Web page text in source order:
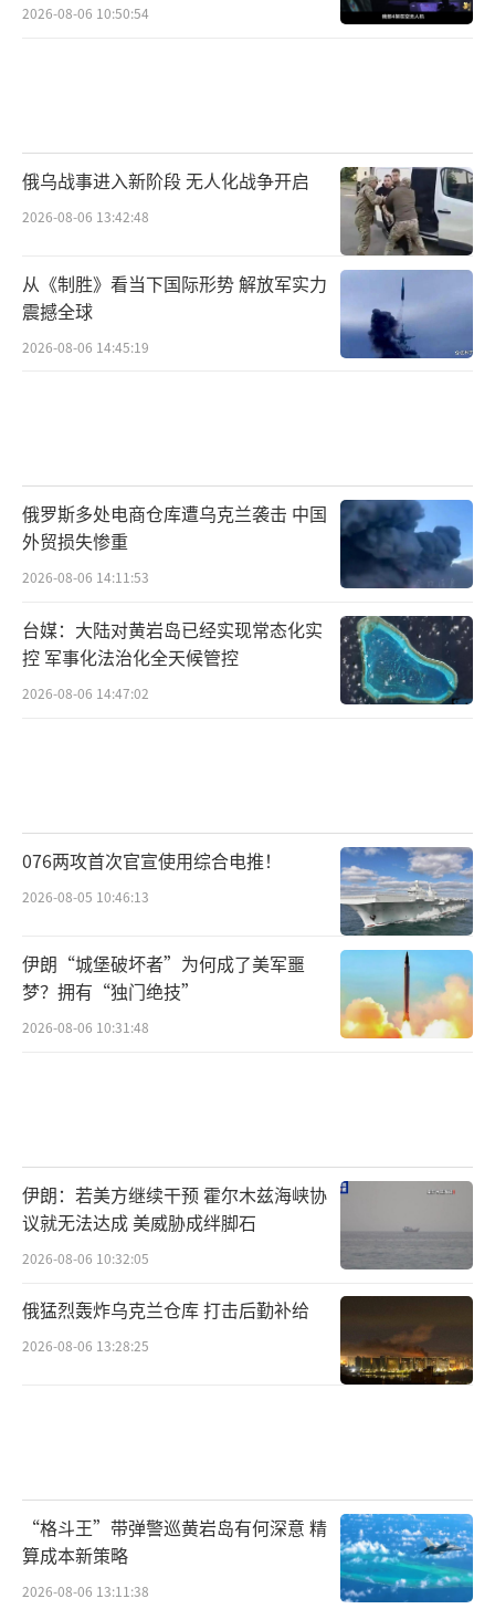
佩恩研究所估算的4天内联军弹药用量 佩
花费自然也少不了。
根据美国国防部向国会提供的简报，在开
战后的短短六天内，这场战争的直接非预算支
出就已经达到了113亿美元。
预算外开支只报弹药？
S）指出，据《纽约时报》所称，这一数字“似
乎只计算了行动中未列入预算的开支”，并不
包括“第一波打击前军事硬件和人员集结”的
庞大费用，也不包括修复受损设施，或更换战
损装备的估值。
另外，白宫对6天113亿美元的数字一直保
持沉默，而白宫管理和预算办公室（OMB）通
CSIS在表格中，进一步把113亿美元明确作
为弹药支出，另外还要加上14亿美元的战斗损
失与基建损害，总共达到127亿美元。
CSIS估算的6天开支大项 CSIS
的。
根据白宫管理和预算办公室在伊拉克和阿
富汗战争期间的做法，CSIS在基准成本基础上
增加了10%，以反映更高作战节奏的成本，例
如更高的飞机出动率、更多的舰艇航行小时
数、提升的战备等级、延长部署以及额外的人
员补贴（如家庭分居津贴和危险津贴）。
士兵永久驻扎在中东各地，此外还有轮换部署
的部队。已知有几支海玛斯、萨德、爱国者部
队在该地区，CSIS假设约合一个旅级火力编
2026-08-06 10:50:54
俄乌战事进入新阶段 无人化战争开启
2026-08-06 13:42:48
从《制胜》看当下国际形势 解放军实力
震撼全球
2026-08-06 14:45:19
俄罗斯多处电商仓库遭乌克兰袭击 中国
外贸损失惨重
2026-08-06 14:11:53
台媒：大陆对黄岩岛已经实现常态化实
控 军事化法治化全天候管控
2026-08-06 14:47:02
076两攻首次官宣使用综合电推！
2026-08-05 10:46:13
伊朗“城堡破坏者”为何成了美军噩
梦？拥有“独门绝技”
2026-08-06 10:31:48
伊朗：若美方继续干预 霍尔木兹海峡协
议就无法达成 美威胁成绊脚石
2026-08-06 10:32:05
俄猛烈轰炸乌克兰仓库 打击后勤补给
2026-08-06 13:28:25
“格斗王”带弹警巡黄岩岛有何深意 精
算成本新策略
2026-08-06 13:11:38